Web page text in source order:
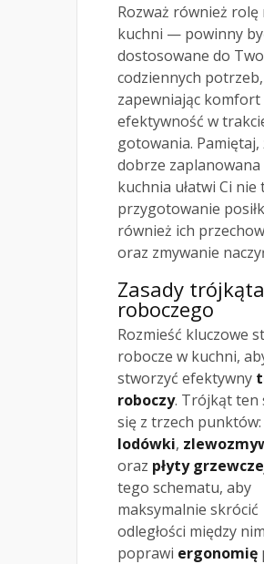
Rozważ również rolę
kuchni — powinny
dostosowane do
codziennych potrzeb,
zapewniając komfort
efektywność w
gotowania. Pamiętaj,
dobrze zaplanowana
kuchnia ułatwi Ci nie
przygotowanie
również ich
oraz zmywanie
Zasady trójkąta
roboczego
Rozmieść kluczowe
robocze w kuchni,
stworzyć efektywny
roboczy. Trójkąt ten
się z trzech punktów:
lodówki,
oraz płyty
tego schematu, aby
maksymalnie skrócić
odległości między
poprawi ergonomię